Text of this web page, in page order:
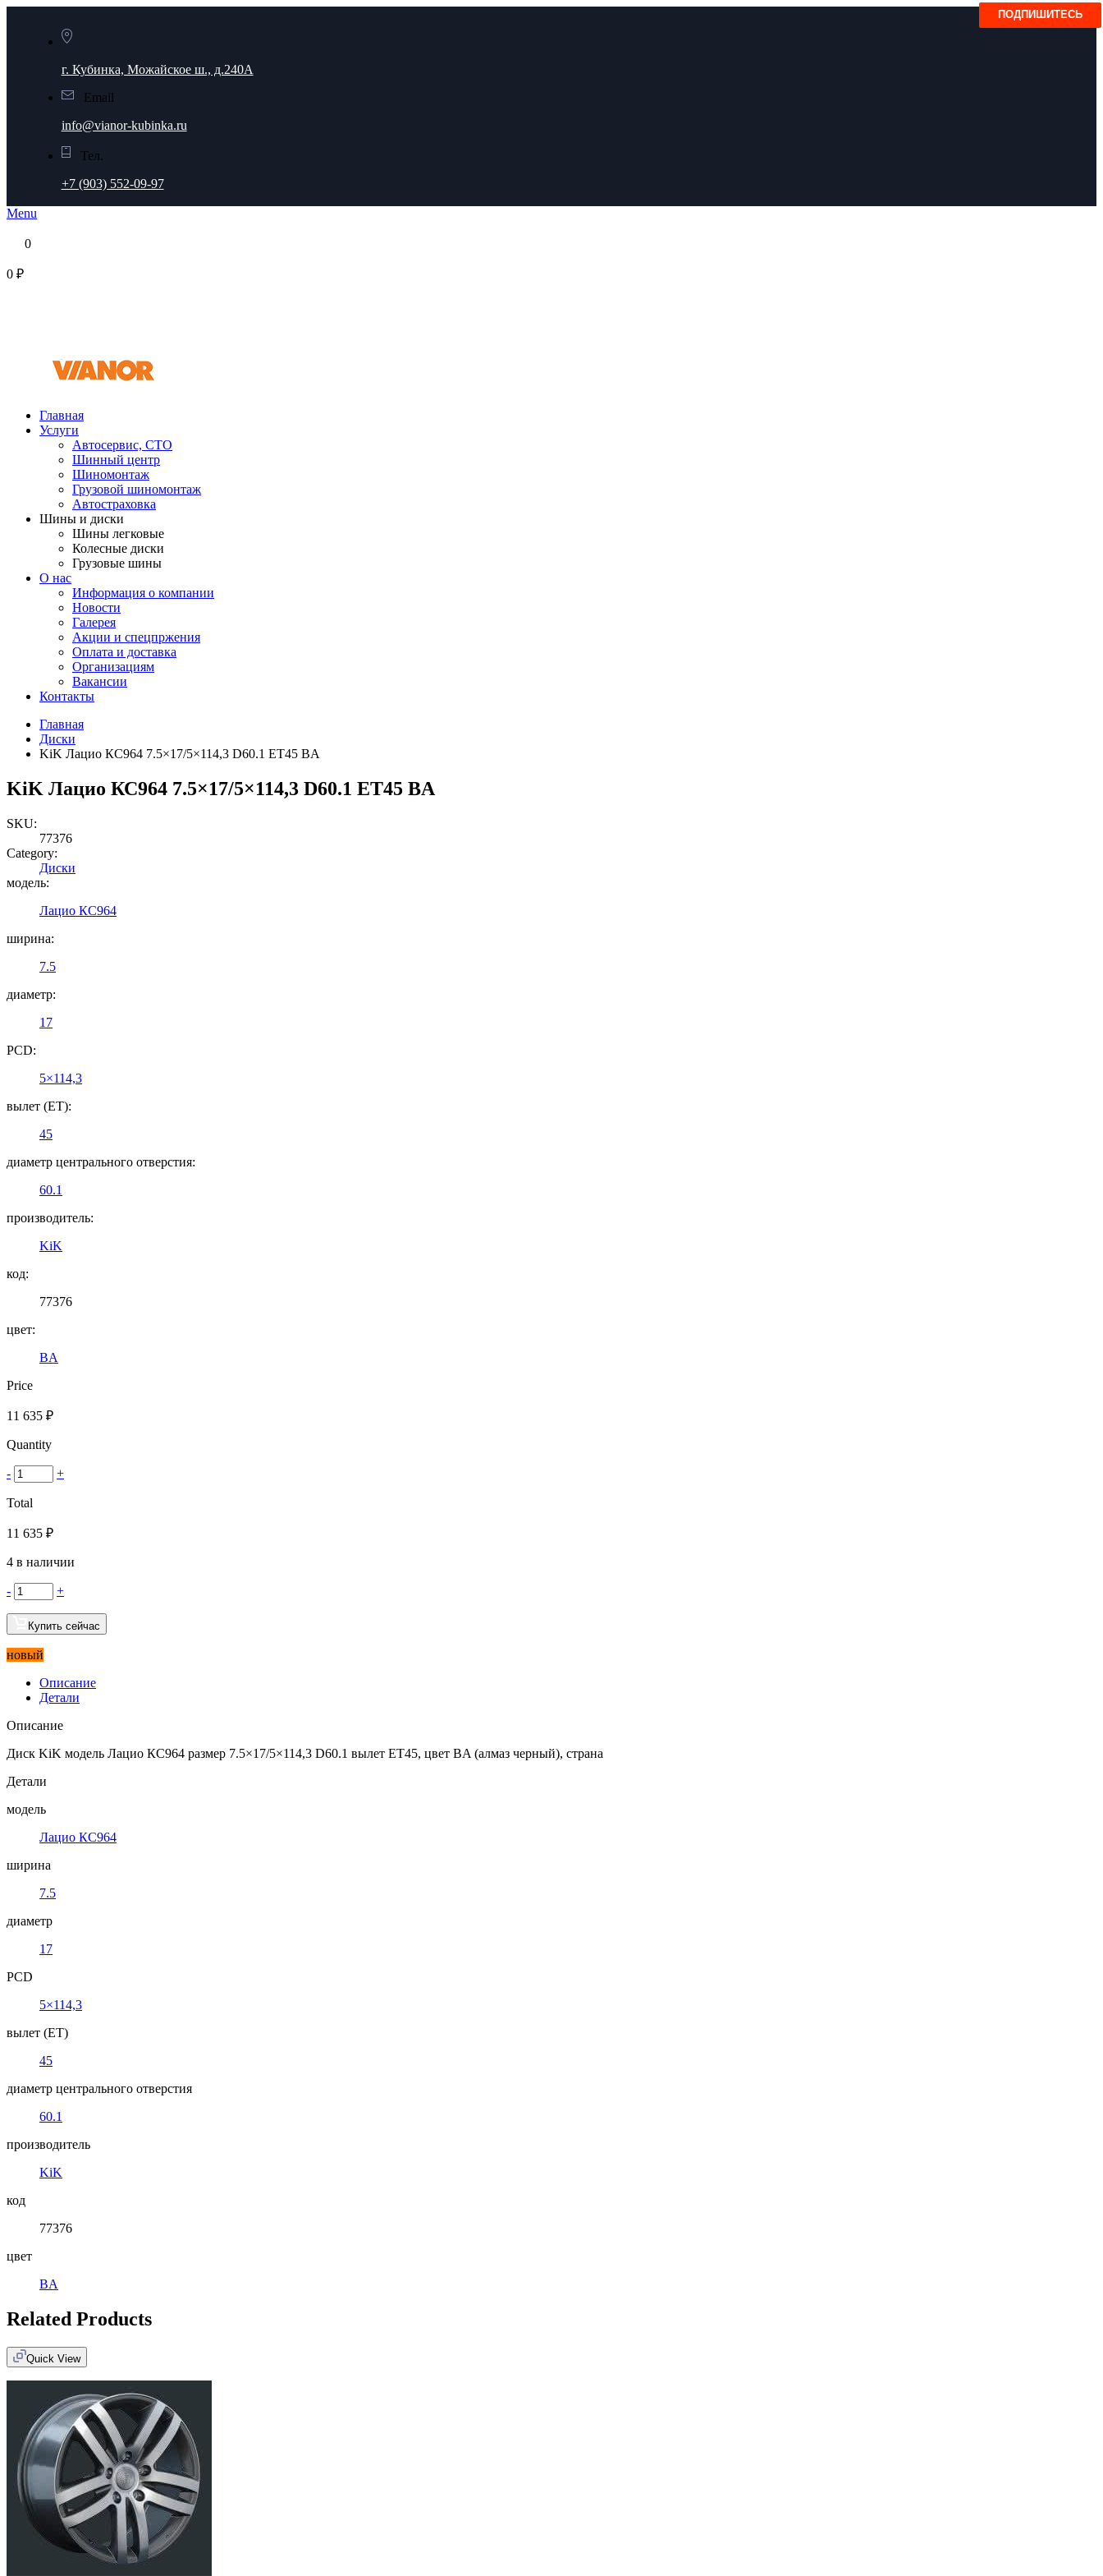
г. Кубинка, Можайское ш., д.240А
Email
info@vianor-kubinka.ru
Тел.
+7 (903) 552-09-97
Menu
0
0 ₽
Главная
Услуги
Автосервис, СТО
Шинный центр
Шиномонтаж
Грузовой шиномонтаж
Автостраховка
Шины и диски
Шины легковые
Колесные диски
Грузовые шины
О нас
Информация о компании
Новости
Галерея
Акции и спецпржения
Оплата и доставка
Организациям
Вакансии
Контакты
Главная
Диски
KiK Лацио КС964 7.5×17/5×114,3 D60.1 ET45 BA
KiK Лацио КС964 7.5×17/5×114,3 D60.1 ET45 BA
SKU:
77376
Category:
Диски
модель:
Лацио КС964
ширина:
7.5
диаметр:
17
PCD:
5×114,3
вылет (ET):
45
диаметр центрального отверстия:
60.1
производитель:
KiK
код:
77376
цвет:
BA
Price
11 635 ₽
Quantity
- +
Total
11 635 ₽
4 в наличии
- +
Купить сейчас
новый
Описание
Детали
Описание
Диск KiK модель Лацио КС964 размер 7.5×17/5×114,3 D60.1 вылет ET45, цвет BA (алмаз черный), страна
Детали
модель
Лацио КС964
ширина
7.5
диаметр
17
PCD
5×114,3
вылет (ET)
45
диаметр центрального отверстия
60.1
производитель
KiK
код
77376
цвет
BA
Related Products
Quick View